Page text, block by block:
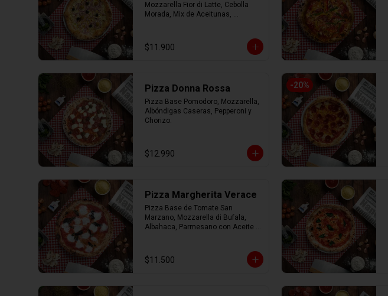
Mozzarella Fior di Latte, Cebolla
Morada, Mix de Aceitunas,
$11.900
Pizza Donna Rossa
Pizza Base Pomodoro, Mozzarella,
Albóndigas Caseras, Pepperoni y
Chorizo.
$12.990
-20%
Pizza Margherita Verace
Pizza Base de Tomate San
Marzano, Mozzarella di Bufala,
Albahaca, Parmesano con Aceite
$11.500